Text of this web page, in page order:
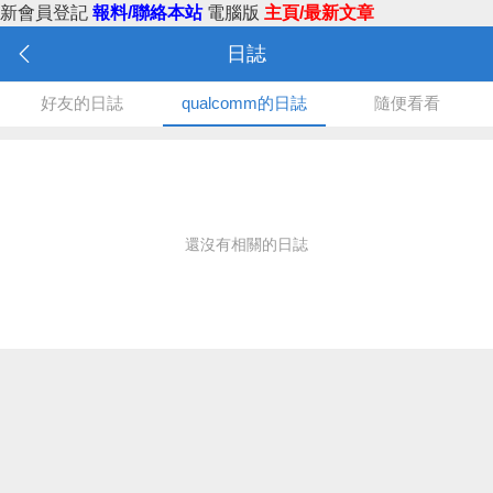
新會員登記 報料/聯絡本站 電腦版 主頁/最新文章
日誌
好友的日誌 qualcomm的日誌 隨便看看
還沒有相關的日誌